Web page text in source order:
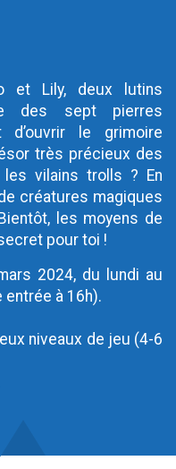
et Lily, deux lutins
des sept pierres
d’ouvrir le grimoire
très précieux des
vilains trolls ? En
créatures magiques
les moyens de
pour toi !
2024, du lundi au
entrée à 16h).
niveaux de jeu (4-6